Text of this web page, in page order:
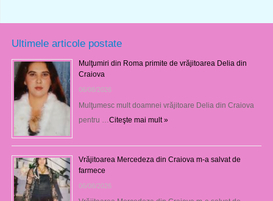
Ultimele articole postate
Mulţumiri din Roma primite de vrăjitoarea Delia din
Craiova
06/08/2026
Mulţumesc mult doamnei vrăjitoare Delia din Craiova
pentru … Citeşte mai mult »
Vrăjitoarea Mercedeza din Craiova m-a salvat de
farmece
06/08/2026